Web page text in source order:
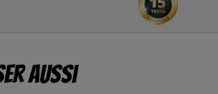
aussi